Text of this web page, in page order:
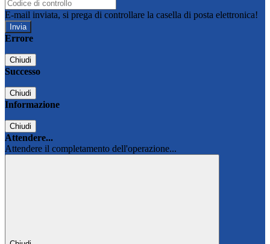
E-mail inviata, si prega di controllare la casella di posta elettronica!
Errore
Chiudi
Successo
Chiudi
Informazione
Chiudi
Attendere...
Attendere il completamento dell'operazione...